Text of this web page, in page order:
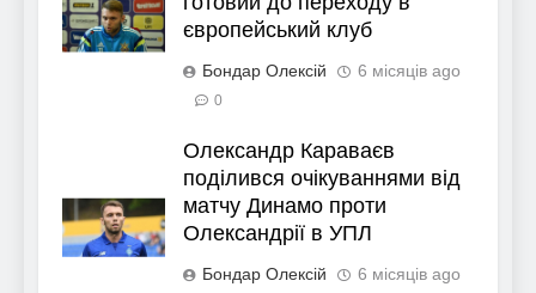
європейський клуб
Бондар Олексій 6 місяців ago
0
Олександр Караваєв
поділився очікуваннями від
матчу Динамо проти
Олександрії в УПЛ
Бондар Олексій 6 місяців ago